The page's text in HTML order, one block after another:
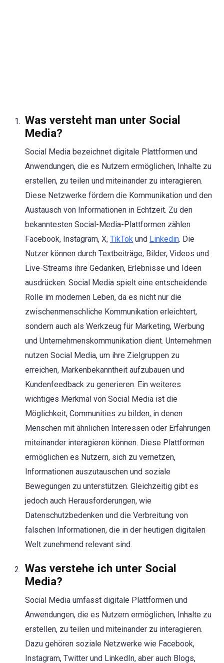
Was versteht man unter Social
Media?
Social Media bezeichnet digitale Plattformen und
Anwendungen, die es Nutzern ermöglichen, Inhalte zu
erstellen, zu teilen und miteinander zu interagieren.
Diese Netzwerke fördern die Kommunikation und den
Austausch von Informationen in Echtzeit. Zu den
bekanntesten Social-Media-Plattformen zählen
Facebook, Instagram, X, TikTok und Linkedin. Die
Nutzer können durch Textbeiträge, Bilder, Videos und
Live-Streams ihre Gedanken, Erlebnisse und Ideen
ausdrücken. Social Media spielt eine entscheidende
Rolle im modernen Leben, da es nicht nur die
zwischenmenschliche Kommunikation erleichtert,
sondern auch als Werkzeug für Marketing, Werbung
und Unternehmenskommunikation dient. Unternehmen
nutzen Social Media, um ihre Zielgruppen zu
erreichen, Markenbekanntheit aufzubauen und
Kundenfeedback zu generieren. Ein weiteres
wichtiges Merkmal von Social Media ist die
Möglichkeit, Communities zu bilden, in denen
Menschen mit ähnlichen Interessen oder Erfahrungen
miteinander interagieren können. Diese Plattformen
ermöglichen es Nutzern, sich zu vernetzen,
Informationen auszutauschen und soziale
Bewegungen zu unterstützen. Gleichzeitig gibt es
jedoch auch Herausforderungen, wie
Datenschutzbedenken und die Verbreitung von
falschen Informationen, die in der heutigen digitalen
Welt zunehmend relevant sind.
Was verstehe ich unter Social
Media?
Social Media umfasst digitale Plattformen und
Anwendungen, die es Nutzern ermöglichen, Inhalte zu
erstellen, zu teilen und miteinander zu interagieren.
Dazu gehören soziale Netzwerke wie Facebook,
Instagram, Twitter und LinkedIn, aber auch Blogs,